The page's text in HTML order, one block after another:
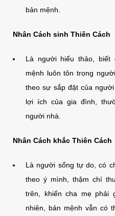
bản mệnh.
Nhân Cách sinh Thiên Cách
Là người hiếu thảo, biết
mệnh luôn tôn trọng
theo sự sắp đặt của
lợi ích của gia đình,
người nhà.
Nhân Cách khắc Thiên Cách
Là người sống tự do, có
theo ý mình, thậm chí
trên, khiến cha mẹ phải
nhiên, bản mệnh vẫn có